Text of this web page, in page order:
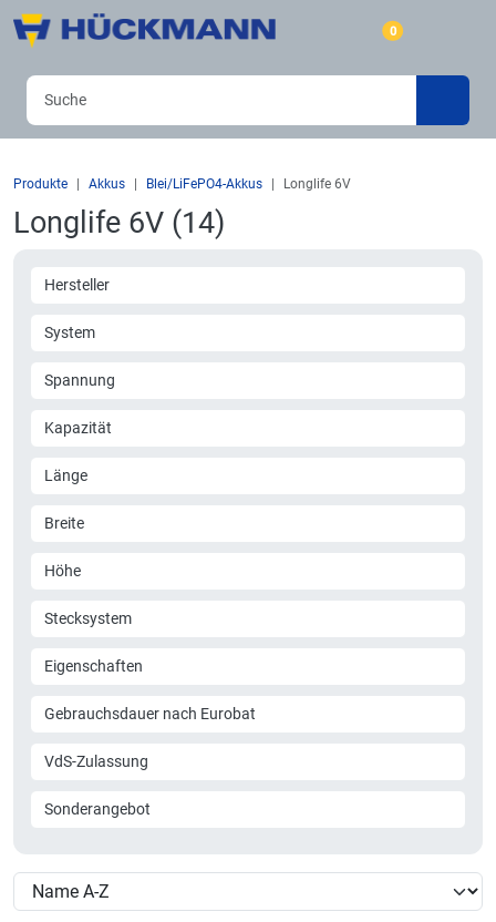
0
Produkte Akkus Blei/LiFePO4-Akkus Longlife 6V
Longlife 6V (14)
Hersteller
System
Spannung
Kapazität
Länge
Breite
Höhe
Stecksystem
Eigenschaften
Gebrauchsdauer nach Eurobat
VdS-Zulassung
Sonderangebot